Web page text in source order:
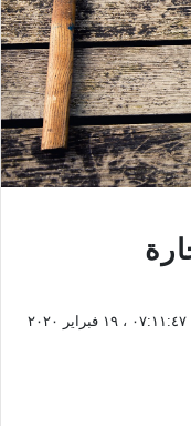
٠٧:١١:٤٧ ، ١٩ فبراير ٢٠٢٠